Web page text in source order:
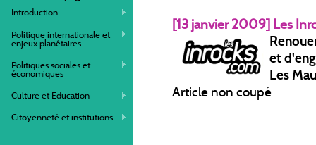
Introduction
Politique internationale et
enjeux planétaires
Politiques sociales et
économiques
Culture et Education
Citoyenneté et institutions
[13 janvier 2009] Les
et
Les
Article non coupé